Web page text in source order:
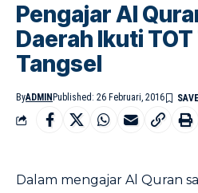
Pengajar Al
Daerah Ikuti
Tangsel
ByADMIN Published: 26 Februari, 2016
Dalam mengajar Al Quran